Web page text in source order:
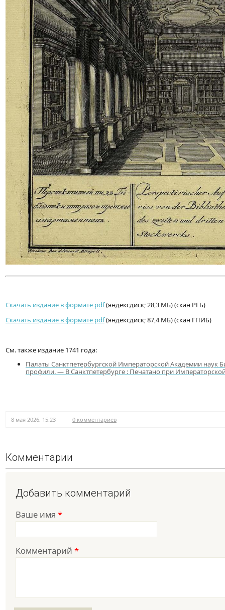
Скачать издание в формате pdf(яндексдиск; 28,3 МБ) (скан РГБ)
Скачать издание в формате pdf(яндексдиск; 87,4 МБ) (скан ГПИБ)
См. также издание 1741 года:
Палаты Санктпетербургской Императорской Академии наук
профили. — В Санктпетербурге : Печатано при
8 мая 2026, 15:23 0 комментариев
Комментарии
Добавить комментарий
Ваше имя *
Комментарий *